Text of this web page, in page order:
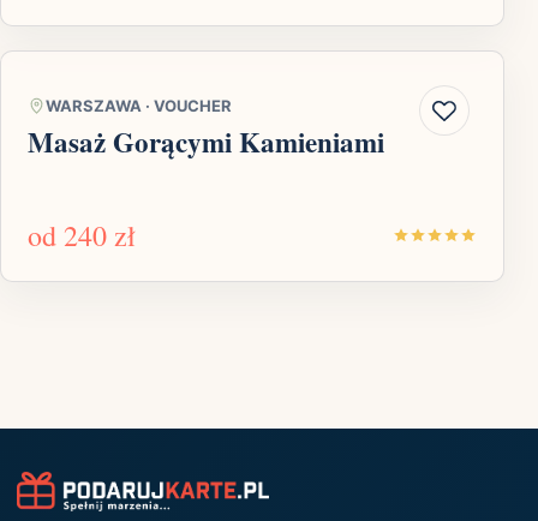
WARSZAWA · VOUCHER
Masaż Gorącymi Kamieniami
od 240 zł